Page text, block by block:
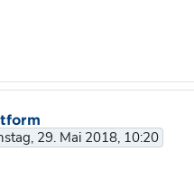
29. Mai 2018, 10:20